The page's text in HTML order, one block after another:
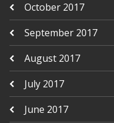
October 2017
September 2017
August 2017
July 2017
June 2017